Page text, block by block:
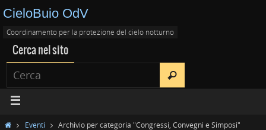
CieloBuio OdV
Coordinamento per la protezione del cielo notturno
Cerca nel sito
Eventi Archivio per categoria "Congressi, Convegni e Simposi"